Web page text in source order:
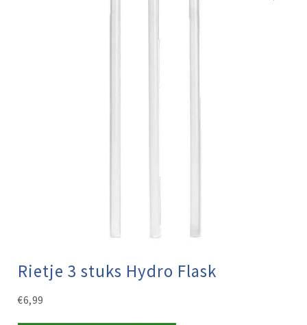
Rietje 3 stuks Hydro Flask
€6,99